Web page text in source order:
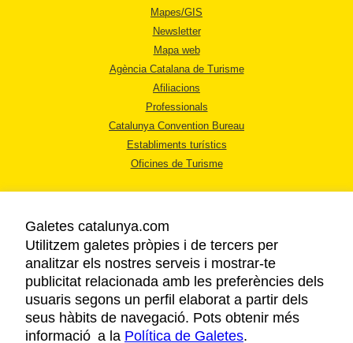
Mapes/GIS
Newsletter
Mapa web
Agència Catalana de Turisme
Afiliacions
Professionals
Catalunya Convention Bureau
Establiments turístics
Oficines de Turisme
AVÍS LEGAL
POLÍTICA DE PRIVACITAT
COOKIES
ACCESSIBILITAT
Galetes catalunya.com
Utilitzem galetes pròpies i de tercers per
analitzar els nostres serveis i mostrar-te
publicitat relacionada amb les preferències dels
usuaris segons un perfil elaborat a partir dels
seus hàbits de navegació. Pots obtenir més
informació a la Política de Galetes.